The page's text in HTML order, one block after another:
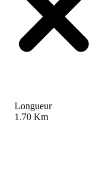
Longueur
1.70 Km